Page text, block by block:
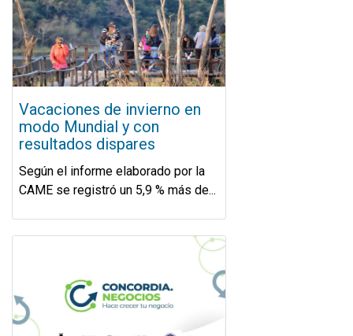
Vacaciones de invierno en
modo Mundial y con
resultados dispares
Según el informe elaborado por la
CAME se registró un 5,9 % más de...